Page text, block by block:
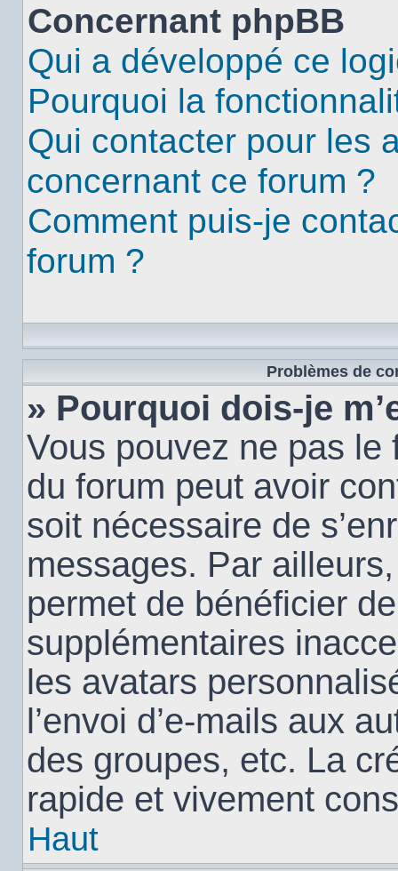
Concernant phpBB
Qui a développé ce
Pourquoi la
Qui contacter pour les
concernant ce forum ?
Comment puis-je
forum ?
Problèmes de
» Pourquoi dois-je
Vous pouvez ne pas le
du forum peut avoir
soit nécessaire de
messages. Par
permet de bénéficier
supplémentaires
les avatars
l’envoi d’e-mails aux
des groupes, etc. La
rapide et vivement
Haut